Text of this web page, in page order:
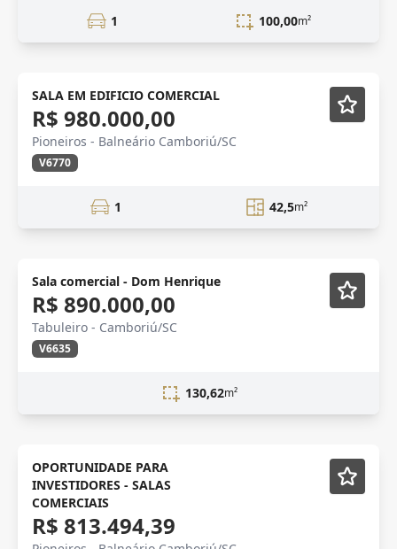
1 100,00m²
VENDA
SALA EM EDIFICIO COMERCIAL
R$ 980.000,00
Pioneiros - Balneário Camboriú/SC
V6770
1 42,5m²
Lançamento
Sala comercial - Dom Henrique
R$ 890.000,00
Tabuleiro - Camboriú/SC
V6635
130,62m²
OPORTUNIDADE PARA
INVESTIDORES - SALAS
COMERCIAIS
R$ 813.494,39